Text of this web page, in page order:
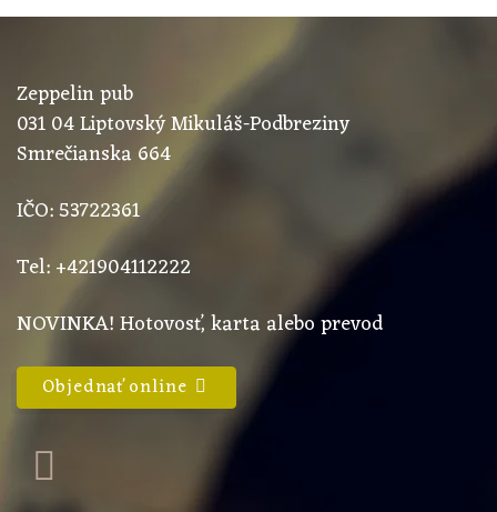
Zeppelin pub
031 04 Liptovský Mikuláš-Podbreziny
Smrečianska 664
IČO:53722361
Tel: +421904112222
NOVINKA! Hotovosť, karta alebo prevod
Objednať online